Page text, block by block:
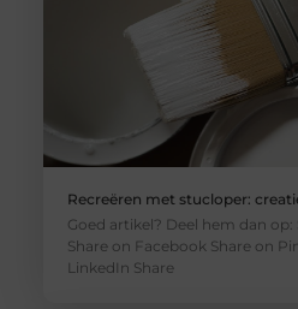
Recreëren met stucloper:
Goed artikel? Deel hem dan op:
Share on Facebook Share on
LinkedIn Share